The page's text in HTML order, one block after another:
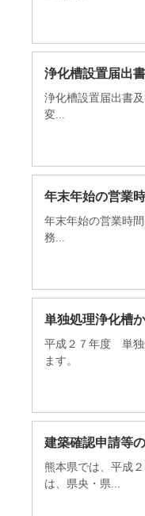
浄化槽設置届出
浄化槽設置届出書
変...
年末年始の営業
年末年始の営業時
務...
単独処理浄化槽
平成２７年度 単独
ます。
建築確認申請等
熊本県では、平成
は、県央・県...